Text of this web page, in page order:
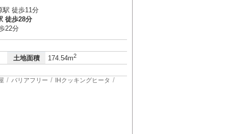
駅 徒歩11分
徒歩28分
22分
土地面積 174.54m2
バリアフリー IHクッキングヒータ